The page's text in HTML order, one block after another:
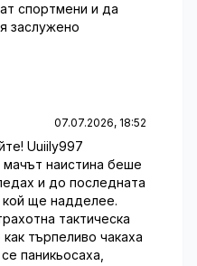
спортмени и да
заслужено
07.07.2026, 18:52
Uuiily997
наистина беше
и до последната
кой ще надделее.
тактическа
търпеливо чакаха
паникьосаха,